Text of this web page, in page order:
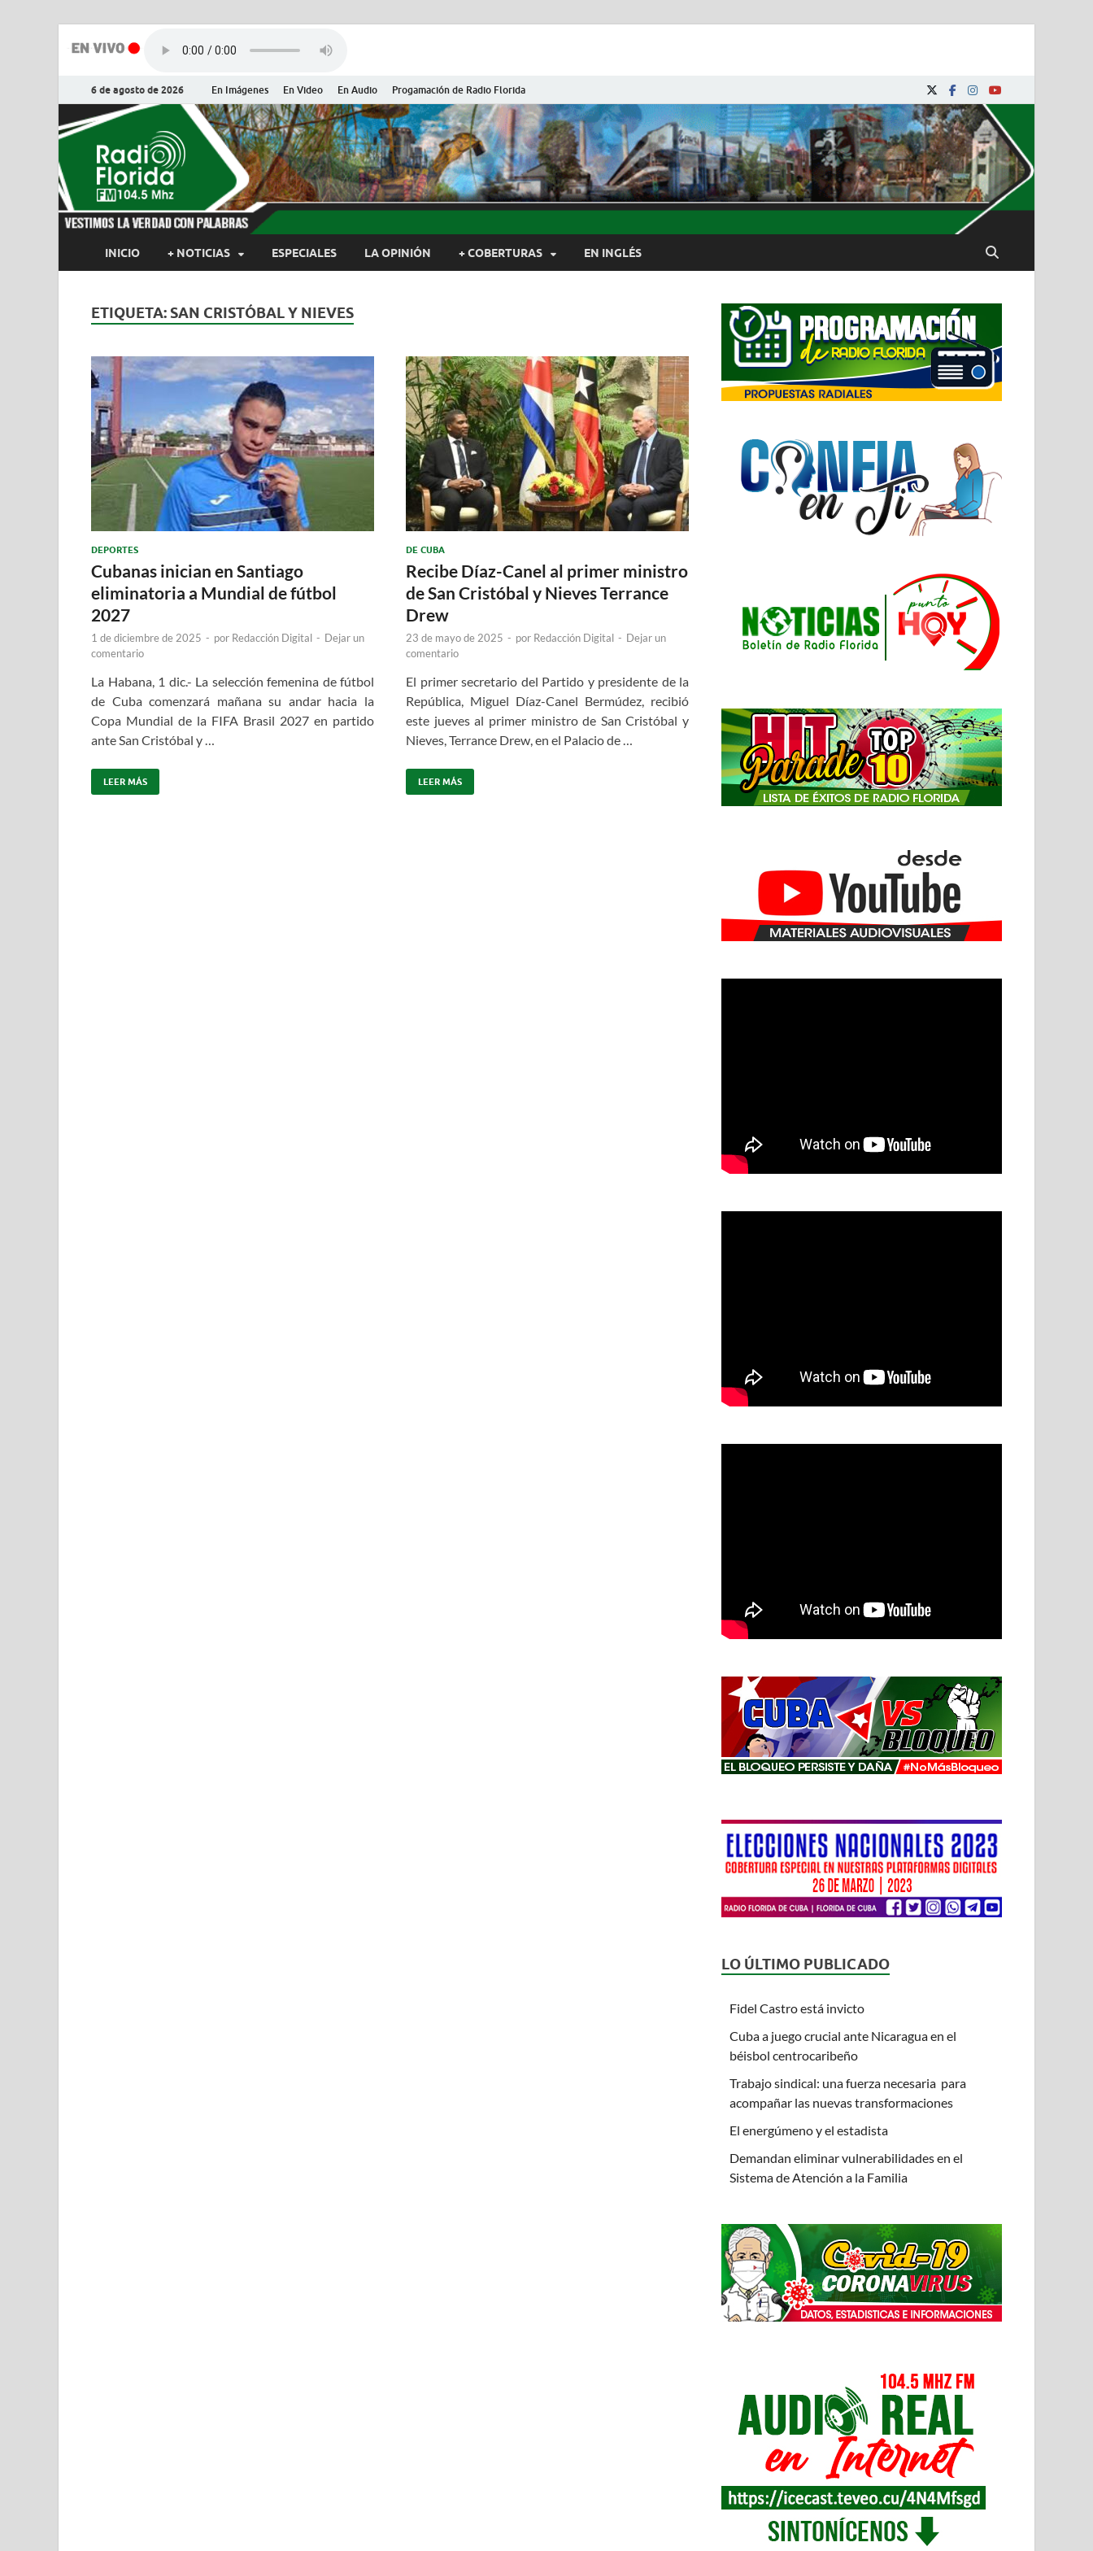
6 de agosto de 2026 En Imágenes En Video En Audio Progamación de Radio Florida
Radio Florida de Cuba
Noticias y Actualidades de Florida, Camagüey, Cuba
INICIO + NOTICIAS ESPECIALES LA OPINIÓN + COBERTURAS EN INGLÉS
ETIQUETA: SAN CRISTÓBAL Y NIEVES
DEPORTES
Cubanas inician en Santiago
eliminatoria a Mundial de fútbol
2027
1 de diciembre de 2025 - por Redacción Digital - Dejar un
comentario
La Habana, 1 dic.- La selección femenina de fútbol
de Cuba comenzará mañana su andar hacia la
Copa Mundial de la FIFA Brasil 2027 en partido
ante San Cristóbal y …
LEER MÁS
DE CUBA
Recibe Díaz-Canel al primer ministro
de San Cristóbal y Nieves Terrance
Drew
23 de mayo de 2025 - por Redacción Digital - Dejar un
comentario
El primer secretario del Partido y presidente de la
República, Miguel Díaz-Canel Bermúdez, recibió
este jueves al primer ministro de San Cristóbal y
Nieves, Terrance Drew, en el Palacio de …
LEER MÁS
LO ÚLTIMO PUBLICADO
Fidel Castro está invicto
Cuba a juego crucial ante Nicaragua en el
béisbol centrocaribeño
Trabajo sindical: una fuerza necesaria para
acompañar las nuevas transformaciones
El energúmeno y el estadista
Demandan eliminar vulnerabilidades en el
Sistema de Atención a la Familia